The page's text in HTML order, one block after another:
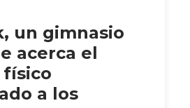
un gimnasio
acerca el
a los